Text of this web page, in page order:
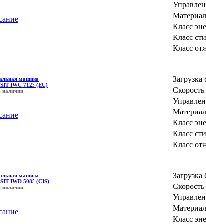
Класс
Класс
Класс
машина
IWC 7123 (EU)
наличии
Загрузка
Класс
Класс
Класс
машина
IWD 5085 (CIS)
наличии
Загрузка
Класс